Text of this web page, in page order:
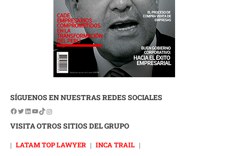
SÍGUENOS EN NUESTRAS REDES SOCIALES
VISITA OTROS SITIOS DEL GRUPO
| LATAM TOP LAWYER | INCA TRAIL |